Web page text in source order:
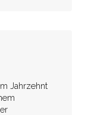
Jahrzehnt